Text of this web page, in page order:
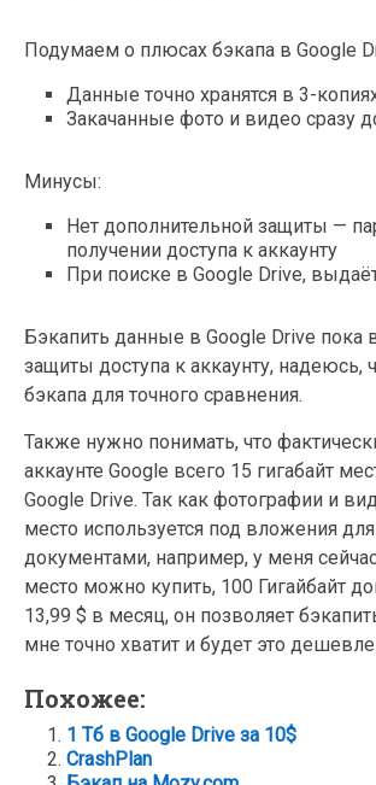
Подумаем о плюсах бэкапа в Google
Данные точно хранятся в 3-
Закачанные фото и видео сразу
Минусы:
Нет дополнительной защиты —
получении доступа к аккаунту
При поиске в Google Drive,
Бэкапить данные в Google Drive пока
защиты доступа к аккаунту, надеюсь,
бэкапа для точного сравнения.
Также нужно понимать, что
аккаунте Google всего 15 гигабайт
Google Drive. Так как фотографии и
место используется под вложения
документами, например, у меня
место можно купить, 100 Гигайбайт
13,99 $ в месяц, он позволяет
мне точно хватит и будет это
Похожее:
1 Тб в Google Drive за 10$
CrashPlan